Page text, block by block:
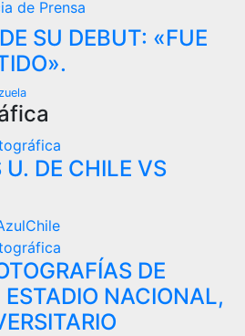
de Prensa
SU DEBUT: «FUE
U. DE CHILE VS
DE
NACIONAL,